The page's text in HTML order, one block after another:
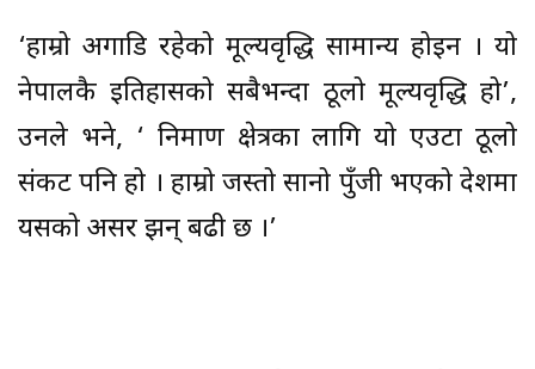
‘हाम्रो अगाडि रहेको मूल्यवृद्धि सामान्य होइन । यो
नेपालकै इतिहासको सबैभन्दा ठूलो मूल्यवृद्धि हो’,
उनले भने, ‘ निर्माण क्षेत्रका लागि यो एउटा ठूलो
संकट पनि हो । हाम्रो जस्तो सानो पुँजी भएको देशमा
यसको असर झन् बढी छ ।’